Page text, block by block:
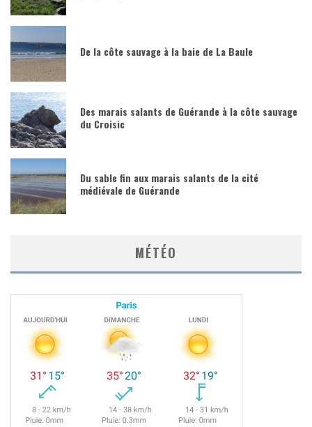
De la côte sauvage à la baie de La Baule
Des marais salants de Guérande à la côte sauvage
du Croisic
Du sable fin aux marais salants de la cité
médiévale de Guérande
MÉTÉO